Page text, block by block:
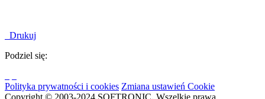
Drukuj
Podziel się:
Polityka prywatności i cookies Zmiana ustawień Cookie